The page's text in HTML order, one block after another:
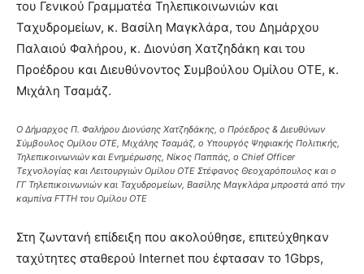
του Γενικού Γραμματέα Τηλεπικοινωνιών και
Ταχυδρομείων, κ. Βασίλη Μαγκλάρα, του Δημάρχου
Παλαιού Φαλήρου, κ. Διονύση Χατζηδάκη και του
Προέδρου και Διευθύνοντος Συμβούλου Ομίλου ΟΤΕ, κ.
Μιχάλη Τσαμάζ.
Ο Δήμαρχος Π. Φαλήρου Διονύσης Χατζηδάκης, ο Πρόεδρος & Διευθύνων
Σύμβουλος Ομίλου ΟΤΕ, Μιχάλης Τσαμάζ, ο Υπουργός Ψηφιακής Πολιτικής,
Τηλεπικοινωνιών και Ενημέρωσης, Νίκος Παππάς, ο Chief Officer
Τεχνολογίας και Λειτουργιών Ομίλου ΟΤΕ Στέφανος Θεοχαρόπουλος και ο
ΓΓ Τηλεπικοινωνιών και Ταχυδρομείων, Βασίλης Μαγκλάρα μπροστά από την
καμπίνα FTTH του Ομίλου ΟΤΕ
Στη ζωντανή επίδειξη που ακολούθησε, επιτεύχθηκαν
ταχύτητες σταθερού Internet που έφτασαν το 1Gbps,